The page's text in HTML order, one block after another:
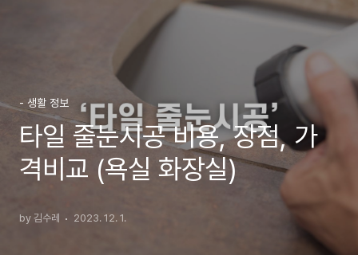
- 생활 정보
타일 줄눈시공 비용, 장점, 가
격비교 (욕실 화장실)
by 김수레 2023. 12. 1.